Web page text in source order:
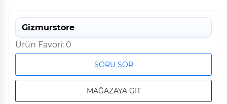
Gizmurstore
Ürün Favori: 0
SORU SOR
MAĞAZAYA GİT